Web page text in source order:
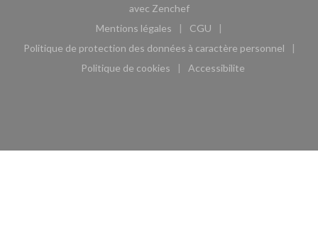
avec Zenchef((ouvre une nouvelle
Mentions légales
((ouvre une nouvelle fenêtre))
CGU
((ouvre une nouvelle
Politique de protection des données à caractère personnel
((ouvre une nouvelle fenêtre))
Politique de cookies
((ouvre une nouvelle fenêtre))
Accessibilite